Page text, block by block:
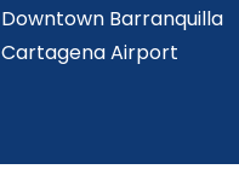
Downtown Barranquilla
Cartagena Airport